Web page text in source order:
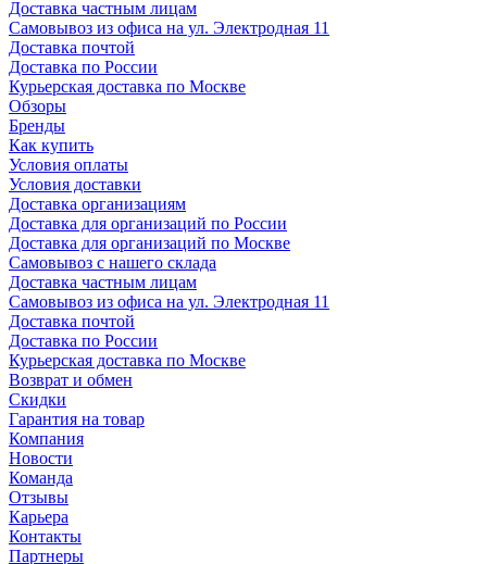
Доставка частным лицам
Самовывоз из офиса на ул. Электродная 11
Доставка почтой
Доставка по России
Курьерская доставка по Москве
Обзоры
Бренды
Как купить
Условия оплаты
Условия доставки
Доставка организациям
Доставка для организаций по России
Доставка для организаций по Москве
Самовывоз с нашего склада
Доставка частным лицам
Самовывоз из офиса на ул. Электродная 11
Доставка почтой
Доставка по России
Курьерская доставка по Москве
Возврат и обмен
Скидки
Гарантия на товар
Компания
Новости
Команда
Отзывы
Карьера
Контакты
Партнеры